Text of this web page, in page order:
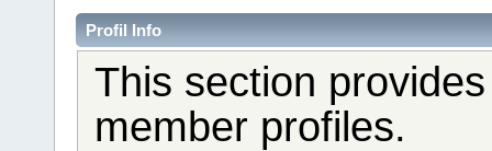
Profil Info
This section
member profiles.